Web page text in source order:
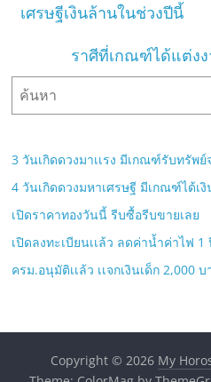
เศรษฐีเงินล้านในช่วงปีนี้
ราศีที่เกณฑ์ได้แต่ง
3 วันเกิดดวงมาเเรง มีเกณฑ์รับทรัพ
4 วันเกิดดวงมหาเศรษฐี มีเกณฑ์ได้เ
เปิดราคาทองวันนี้ รีบซื้อรีบขายเลย
เปิดลงทะเบียนเเล้ว ลดค่าน้ำค่าไฟ 1
ครม.อนุมัติเเล้ว เเจกเงินเด็ก 2,000
Copyright © 2026 My